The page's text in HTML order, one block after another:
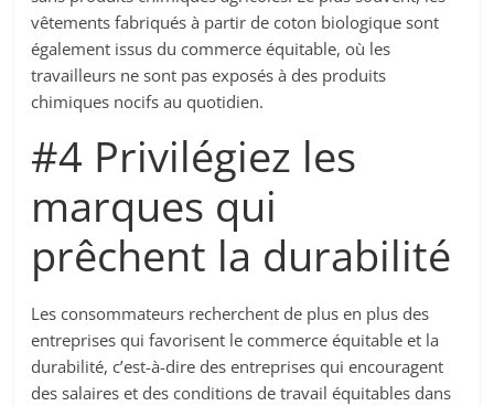
vêtements fabriqués à partir de coton biologique sont
également issus du commerce équitable, où les
travailleurs ne sont pas exposés à des produits
chimiques nocifs au quotidien.
#4 Privilégiez les
marques qui
prêchent la durabilité
Les consommateurs recherchent de plus en plus des
entreprises qui favorisent le commerce équitable et la
durabilité, c’est-à-dire des entreprises qui encouragent
des salaires et des conditions de travail équitables dans